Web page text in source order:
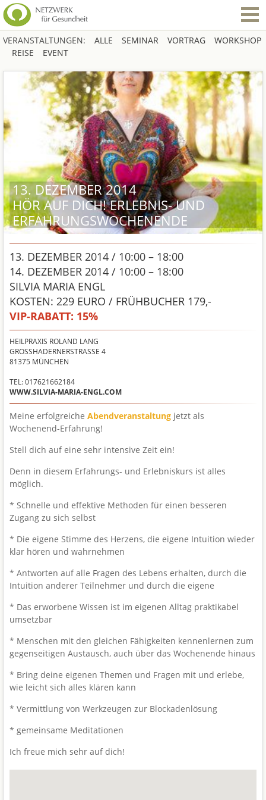
VERANSTALTUNGEN: ALLE SEMINAR VORTRAG
WORKSHOP
REISE
EVENT
13. DEZEMBER 2014
HÖR AUF DICH! ERLEBNIS- UND
ERFAHRUNGSWOCHENENDE
13. DEZEMBER 2014 / 10:00 – 18:00
14. DEZEMBER 2014 / 10:00 – 18:00
SILVIA MARIA ENGL
KOSTEN: 229 EURO / FRÜHBUCHER 179,-
VIP-RABATT: 15%
HEILPRAXIS ROLAND LANG
GROSSHADERNERSTRASSE 4
81375 MÜNCHEN
TEL: 017621662184
WWW.SILVIA-MARIA-ENGL.COM
Meine erfolgreiche Abendveranstaltung jetzt als
Wochenend-Erfahrung!
Stell dich auf eine sehr intensive Zeit ein!
Denn in diesem Erfahrungs- und Erlebniskurs ist alles
möglich.
* Schnelle und effektive Methoden für einen besseren
Zugang zu sich selbst
* Die eigene Stimme des Herzens, die eigene Intuition wieder
klar hören und wahrnehmen
* Antworten auf alle Fragen des Lebens erhalten, durch die
Intuition anderer Teilnehmer und durch die eigene
* Das erworbene Wissen ist im eigenen Alltag praktikabel
umsetzbar
* Menschen mit den gleichen Fähigkeiten kennenlernen zum
gegenseitigen Austausch, auch über das Wochenende hinaus
* Bring deine eigenen Themen und Fragen mit und erlebe,
wie leicht sich alles klären kann
* Vermittlung von Werkzeugen zur Blockadenlösung
* gemeinsame Meditationen
Ich freue mich sehr auf dich!